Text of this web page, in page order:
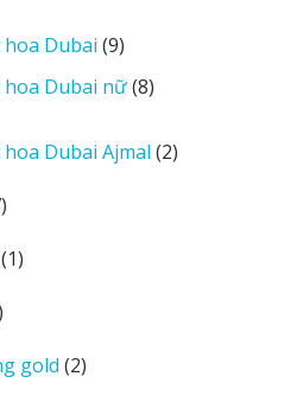
v
e
s
phẩm
Dubai 99
sản
phẩm
Dubai nữ 88
phẩm
Dubai Ajmal 22
7
phẩm
11
gold 22